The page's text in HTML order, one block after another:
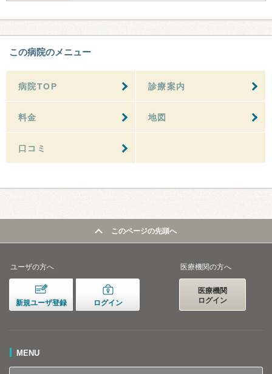
この病院のメニュー
病院TOP 診療案内
料金 地図
口コミ
このページの先頭へ
ユーザの方へ
新規ユーザ登録 ログイン
医療機関の方へ
医療機関
ログイン
MENU